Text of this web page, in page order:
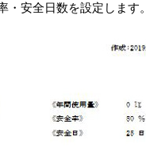
安全日数を設定します。